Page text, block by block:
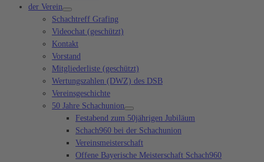
der Verein
Schachtreff Grafing
Videochat (geschützt)
Kontakt
Vorstand
Mitgliederliste (geschützt)
Wertungszahlen (DWZ) des DSB
Vereinsgeschichte
50 Jahre Schachunion
Festabend zum 50jährigen Jubiläum
Schach960 bei der Schachunion
Vereinsmeisterschaft
Offene Bayerische Meisterschaft Schach960